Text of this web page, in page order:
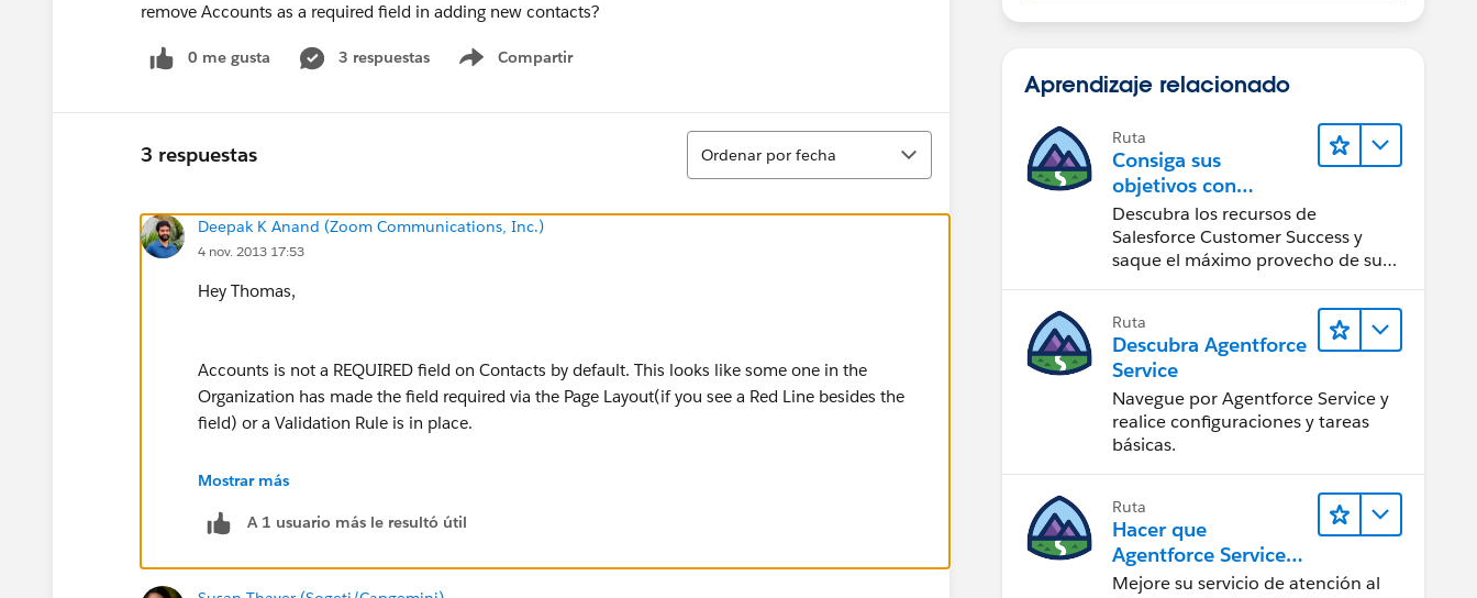
remove Accounts as a required field in adding new contacts?
0 me gusta 3 respuestas Compartir
Show menu
3 respuestas
Ordenar
Ordenar por fecha
Deepak K Anand (‎‎‎‎‎‎Zoom Communications, Inc.)
4 nov. 2013 17:53
Hey Thomas,
Accounts is not a REQUIRED field on Contacts by default. This looks like some one in the
Organization has made the field required via the Page Layout(if you see a Red Line besides the
field) or a Validation Rule is in place.
Customize | Contacts | Validation Rules.
Mostrar más
A 1 usuario más le resultó útil
Aprendizaje relacionado
Ruta
Consiga sus
objetivos con
Salesforce Customer
Success
Descubra los recursos de
Salesforce Customer Success y
saque el máximo provecho de su
Ruta
Descubra Agentforce
Service
Navegue por Agentforce Service y
realice configuraciones y tareas
básicas.
Ruta
Hacer que
Agentforce Service
sea más inteligente
Mejore su servicio de atención al